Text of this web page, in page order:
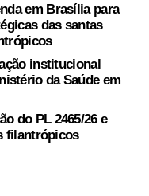
em Brasília para
das santas
institucional
da Saúde em
do PL 2465/26 e
filantrópicos